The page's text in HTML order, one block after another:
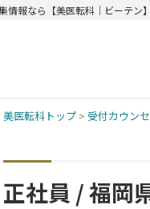
報なら【美医転科｜ビーテン】
美医転科トップ > 受付カウン
正社員 / 福岡